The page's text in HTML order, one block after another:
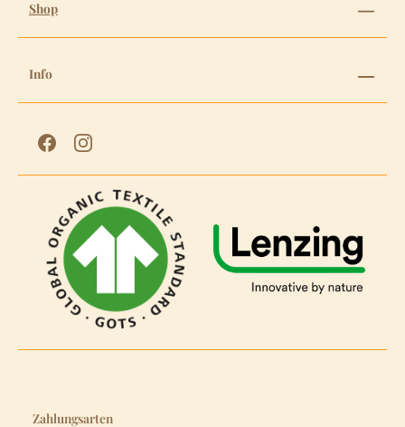
Shop
Info
Zahlungsarten